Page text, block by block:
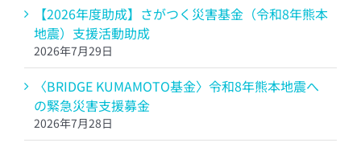
【2026年度助成】さがつく災害基金（令和8年熊本
地震）支援活動助成
2026年7月29日
〈BRIDGE KUMAMOTO基金〉令和8年熊本地震へ
の緊急災害支援募金
2026年7月28日